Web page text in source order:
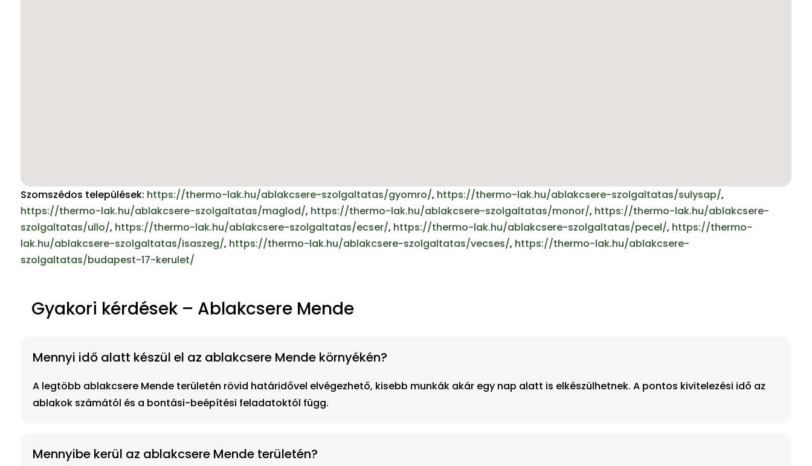
Szomszédos települések: https://thermo-lak.hu/ablakcsere-szolgaltatas/gyomro/, https://thermo-lak.hu/ablakcsere-szolgaltatas/sulysap/,
https://thermo-lak.hu/ablakcsere-szolgaltatas/maglod/, https://thermo-lak.hu/ablakcsere-szolgaltatas/monor/, https://thermo-lak.hu/ablakcsere-
szolgaltatas/ullo/, https://thermo-lak.hu/ablakcsere-szolgaltatas/ecser/, https://thermo-lak.hu/ablakcsere-szolgaltatas/pecel/, https://thermo-
lak.hu/ablakcsere-szolgaltatas/isaszeg/, https://thermo-lak.hu/ablakcsere-szolgaltatas/vecses/, https://thermo-lak.hu/ablakcsere-
szolgaltatas/budapest-17-kerulet/
Gyakori kérdések – Ablakcsere Mende
Mennyi idő alatt készül el az ablakcsere Mende környékén?
A legtöbb ablakcsere Mende területén rövid határidővel elvégezhető, kisebb munkák akár egy nap alatt is elkészülhetnek. A pontos kivitelezési idő az
ablakok számától és a bontási-beépítési feladatoktól függ.
Mennyibe kerül az ablakcsere Mende területén?